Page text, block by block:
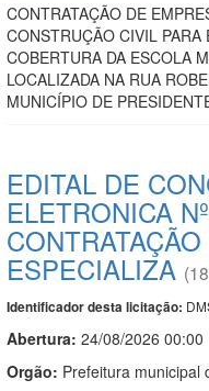
CONTRATAÇÃO DE
CONSTRUÇÃO CIVIL PARA
COBERTURA DA ESCOLA
LOCALIZADA NA RUA
MUNICÍPIO DE
EDITAL DE
ELETRONICA
ESPECIALIZA
Identificador desta licitação:
Abertura: 24/08/2026 00:00
Orgão: Prefeitura municipal